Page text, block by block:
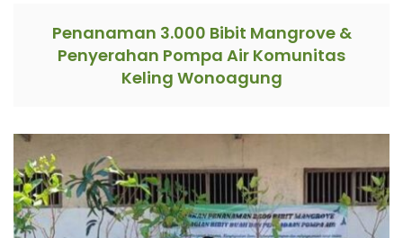
Penanaman 3.000 Bibit Mangrove &
Penyerahan Pompa Air Komunitas
Keling Wonoagung